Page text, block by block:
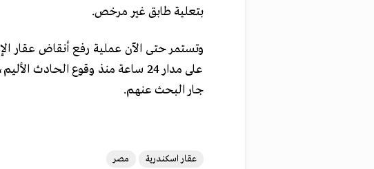
بتعلية طابق غير مرخص.
وتستمر حتى الآن عملية رفع أنقاض عقار
على مدار 24 ساعة منذ وقوع
جار البحث عنهم.
عقار اسكندرية مصر